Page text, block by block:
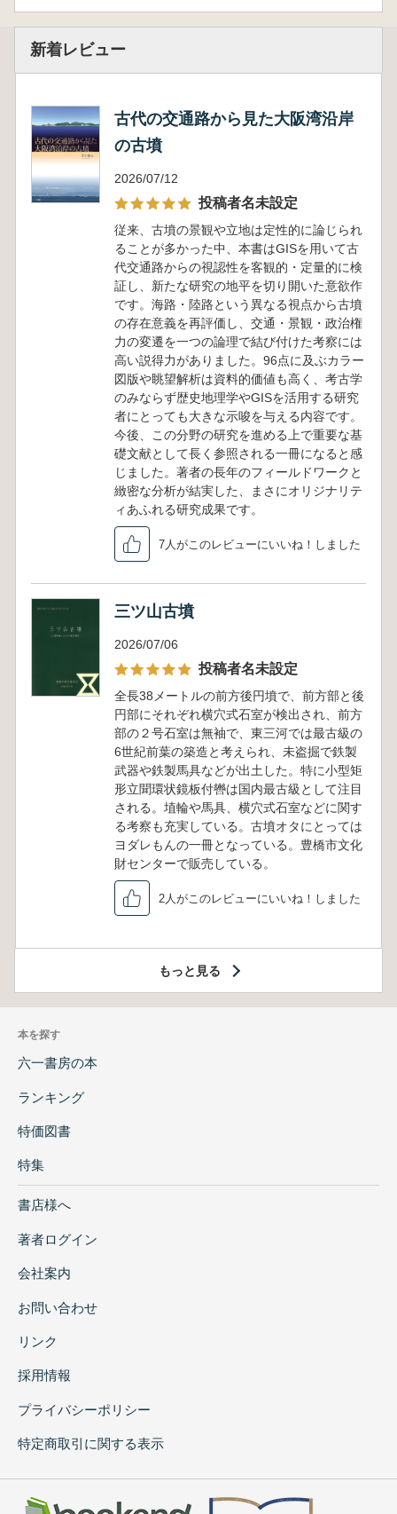
新着レビュー
古代の交通路から見た大阪湾沿岸
の古墳
2026/07/12
投稿者名未設定
従来、古墳の景観や立地は定性的に論じられ
ることが多かった中、本書はGISを用いて古
代交通路からの視認性を客観的・定量的に検
証し、新たな研究の地平を切り開いた意欲作
です。海路・陸路という異なる視点から古墳
の存在意義を再評価し、交通・景観・政治権
力の変遷を一つの論理で結び付けた考察には
高い説得力がありました。96点に及ぶカラー
図版や眺望解析は資料的価値も高く、考古学
のみならず歴史地理学やGISを活用する研究
者にとっても大きな示唆を与える内容です。
今後、この分野の研究を進める上で重要な基
礎文献として長く参照される一冊になると感
じました。著者の長年のフィールドワークと
緻密な分析が結実した、まさにオリジナリテ
ィあふれる研究成果です。
7人がこのレビューにいいね！しました
三ツ山古墳
2026/07/06
投稿者名未設定
全長38メートルの前方後円墳で、前方部と後
円部にそれぞれ横穴式石室が検出され、前方
部の２号石室は無袖で、東三河では最古級の
6世紀前葉の築造と考えられ、未盗掘で鉄製
武器や鉄製馬具などが出土した。特に小型矩
形立聞環状鏡板付轡は国内最古級として注目
される。埴輪や馬具、横穴式石室などに関す
る考察も充実している。古墳オタにとっては
ヨダレもんの一冊となっている。豊橋市文化
財センターで販売している。
2人がこのレビューにいいね！しました
もっと見る
本を探す
六一書房の本
ランキング
特価図書
特集
書店様へ
著者ログイン
会社案内
お問い合わせ
リンク
採用情報
プライバシーポリシー
特定商取引に関する表示